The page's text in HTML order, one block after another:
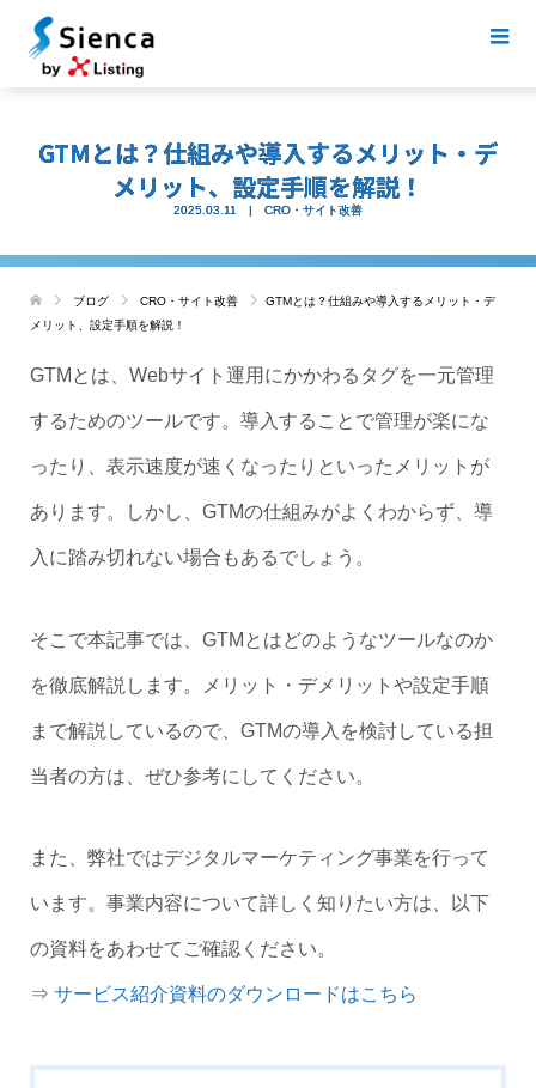
GTMとは？仕組みや導入するメリット・デ
メリット、設定手順を解説！
2025.03.11 CRO・サイト改善
ブログ CRO・サイト改善
GTMとは？仕組みや導入するメリット・デ
メリット、設定手順を解説！
GTMとは、Webサイト運用にかかわるタグを一元管理
するためのツールです。導入することで管理が楽にな
ったり、表示速度が速くなったりといったメリットが
あります。しかし、GTMの仕組みがよくわからず、導
入に踏み切れない場合もあるでしょう。
そこで本記事では、GTMとはどのようなツールなのか
を徹底解説します。メリット・デメリットや設定手順
まで解説しているので、GTMの導入を検討している担
当者の方は、ぜひ参考にしてください。
また、弊社ではデジタルマーケティング事業を行って
います。事業内容について詳しく知りたい方は、以下
の資料をあわせてご確認ください。
⇒ サービス紹介資料のダウンロードはこちら